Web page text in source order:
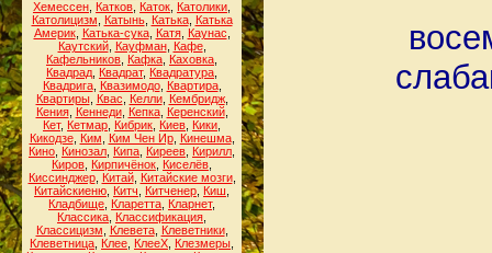
Хемессен Катков Каток Католики
Католицизм
Катынь, Катька, Катька
Америк, Катька-сука, Катя, Каунас
Каутский, Кауфман, Кафе,
Кафельников Кафка Каховка
Квадрад Квадрат, Квадратура
Квадрига, Квазимодо, Квартира,
Квартиры, Квас Келли, Кембридж,
Кения, Кеннеди, Кепка, Керенский,
Кет, Кетмар Кибрик Киев Кики
Кикодзе, Ким Ким Чен Ир, Кинешма,
Кино Кинозал Кипа Киреев Кирилл
Киров Кирпичёнок Киселёв
Киссинджер, Китай, Китайские мозги,
Китайскиеню Китч Китченер Киш
Кладбище Кларетта Кларнет,
Классика Классификация
Классицизм
Клевета, Клеветники,
Клеветница Клее КлееХ Клезмеры